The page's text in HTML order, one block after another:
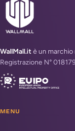
WallMall.it è un
Registrazione N°
MENU